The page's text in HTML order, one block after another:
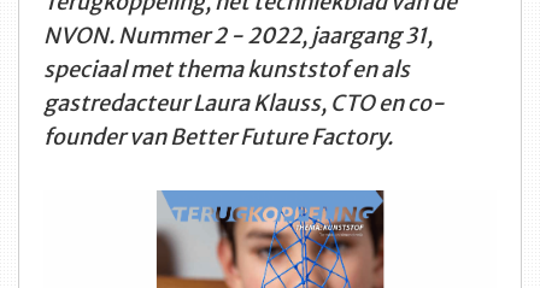
NVON. Nummer 2 - 2022, jaargang 31,
speciaal met thema kunststof en als
gastredacteur Laura Klauss, CTO en co-
founder van Better Future Factory.